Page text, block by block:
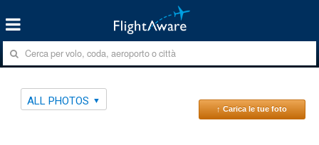
ALL PHOTOS
↑ Carica le tue foto